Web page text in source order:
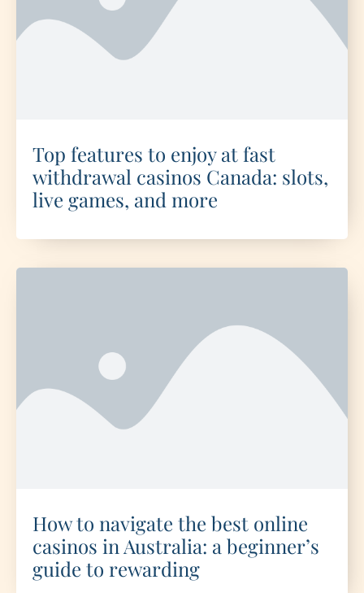
Top features to enjoy at fast
withdrawal casinos Canada: slots,
live games, and more
How to navigate the best online
casinos in Australia: a beginner’s
guide to rewarding